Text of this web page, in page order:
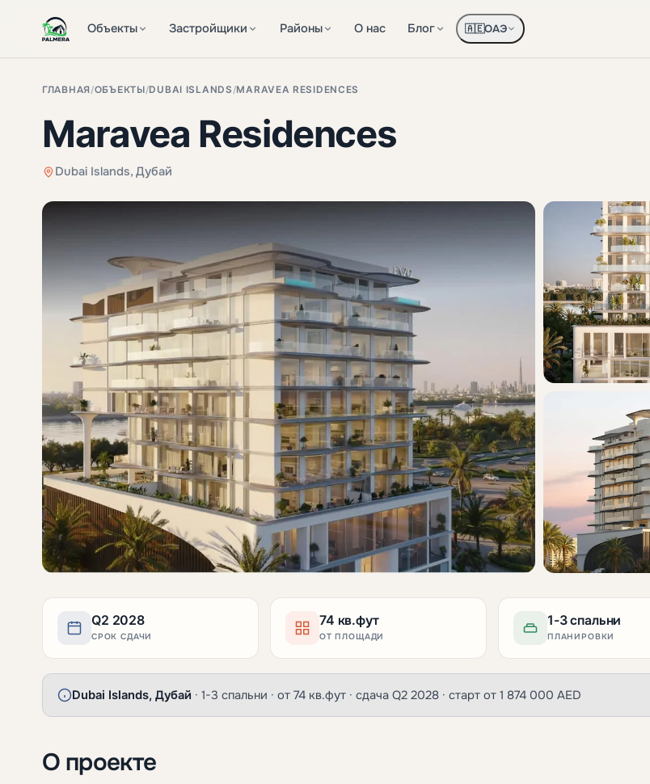
Объекты Застройщики Районы О нас Блог 🇦🇪ОАЭ
ГЛАВНАЯ /ОБЪЕКТЫ/DUBAI ISLANDS /MARAVEA RESIDENCES
Maravea Residences
Dubai Islands, Дубай
Q2 2028
СРОК СДАЧИ
74 кв.фут
ОТ ПЛОЩАДИ
1-3 спальни
ПЛАНИРОВКИ
Dubai Islands, Дубай · 1-3 спальни · от 74 кв.фут · сдача Q2 2028 · старт от 1 874 000 AED
О проекте